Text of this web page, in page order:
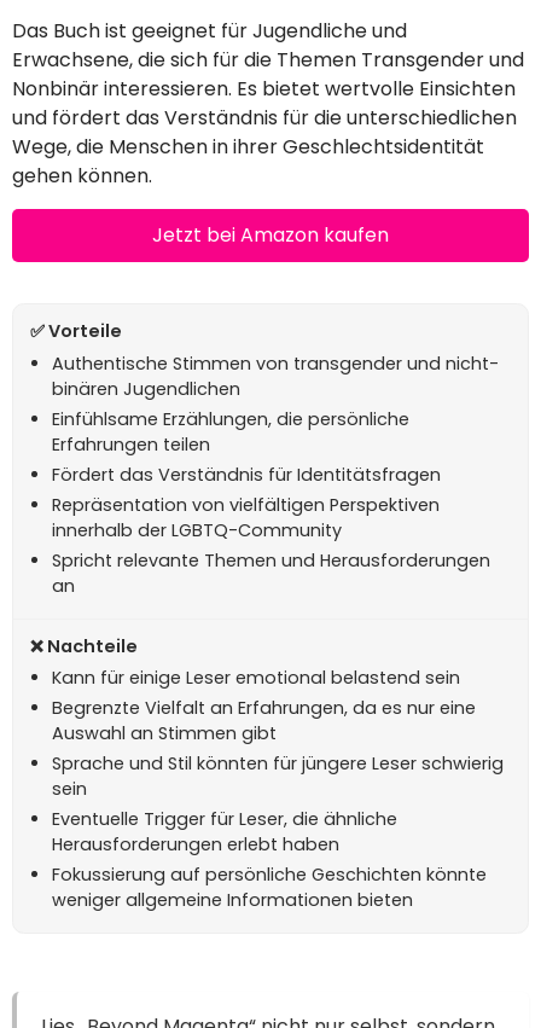
Das Buch ist geeignet für Jugendliche und
Erwachsene, die sich für die Themen Transgender und
Nonbinär interessieren. Es bietet wertvolle Einsichten
und fördert das Verständnis für die unterschiedlichen
Wege, die Menschen in ihrer Geschlechtsidentität
gehen können.
Jetzt bei Amazon kaufen
Authentische Stimmen von transgender und nicht-
binären Jugendlichen
Einfühlsame Erzählungen, die persönliche
Erfahrungen teilen
Fördert das Verständnis für Identitätsfragen
Repräsentation von vielfältigen Perspektiven
innerhalb der LGBTQ-Community
Spricht relevante Themen und Herausforderungen
an
Kann für einige Leser emotional belastend sein
Begrenzte Vielfalt an Erfahrungen, da es nur eine
Auswahl an Stimmen gibt
Sprache und Stil könnten für jüngere Leser schwierig
sein
Eventuelle Trigger für Leser, die ähnliche
Herausforderungen erlebt haben
Fokussierung auf persönliche Geschichten könnte
weniger allgemeine Informationen bieten